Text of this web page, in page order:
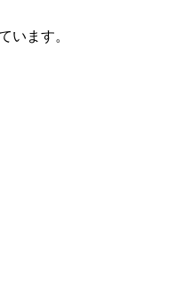
います。